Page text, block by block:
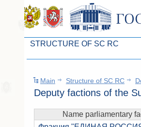
STRUCTURE OF SC RC
Presidium of SC ARC
Deputies of SC ARC
Permanent commissions of SC
Main Structure of SC RC
Deputy factions of the
Name parliamentary